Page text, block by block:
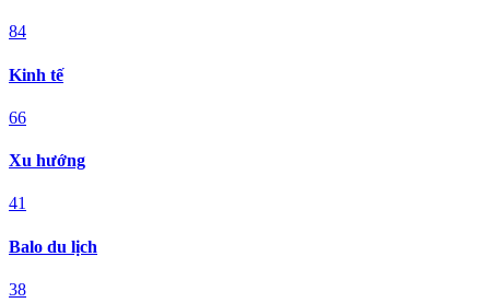
84
Kinh tế
66
Xu hướng
41
Balo du lịch
38